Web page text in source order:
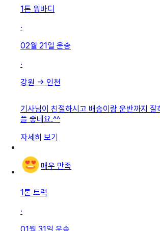
1톤 윙바디
·
02월 21일 운송
·
강원 → 인천
기사님이 친절하시고 배송이랑 운반까지 잘
플 좋네요.^^
자세히 보기
매우 만족
1톤 트럭
·